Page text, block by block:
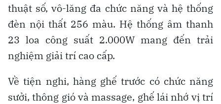
thuật số, vô-lăng đa chức năng và hệ thống
đèn nội thất 256 màu. Hệ thống âm thanh
23 loa công suất 2.000W mang đến trải
nghiệm giải trí cao cấp.
Về tiện nghi, hàng ghế trước có chức năng
sưởi, thông gió và massage, ghế lái nhớ vị trí